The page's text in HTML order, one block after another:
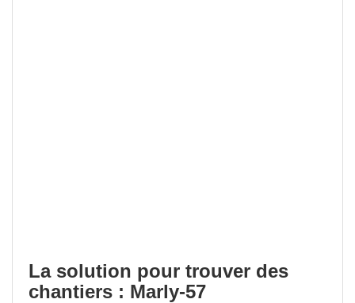
La solution pour trouver des
chantiers : Marly-57